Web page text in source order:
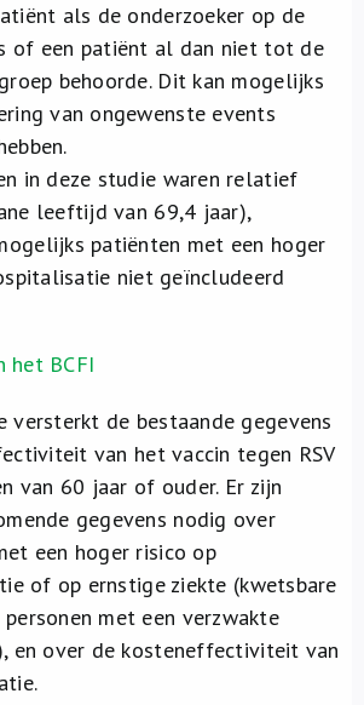
als de onderzoeker op de
of een patiënt al dan niet tot de
behoorde. Dit kan mogelijks
van ongewenste events
in deze studie waren relatief
leeftijd van 69,4 jaar),
patiënten met een hoger
niet geïncludeerd
het BCFI
versterkt de bestaande gegevens
van het vaccin tegen RSV
van 60 jaar of ouder. Er zijn
gegevens nodig over
een hoger risico op
of op ernstige ziekte (kwetsbare
met een verzwakte
en over de kosteneffectiviteit van